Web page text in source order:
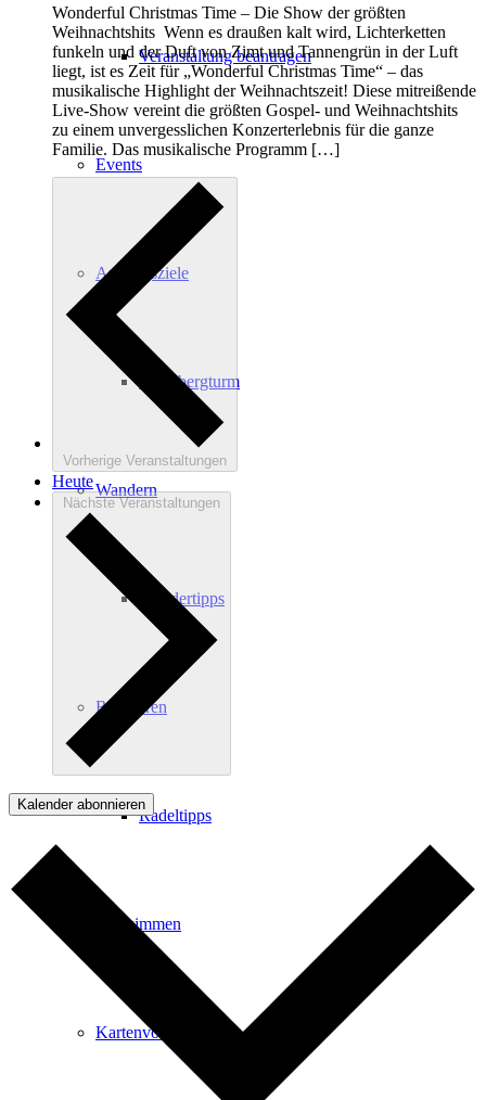
Veranstaltung beantragen
Events
Ausflugsziele
Hardtbergturm
Wandern
Wandertipps
Radfahren
Radeltipps
Schwimmen
Kartenvorverkauf
Wonderful Christmas Time – Die Show der größten
Weihnachtshits Wenn es draußen kalt wird, Lichterketten
funkeln und der Duft von Zimt und Tannengrün in der Luft
liegt, ist es Zeit für „Wonderful Christmas Time“ – das
musikalische Highlight der Weihnachtszeit! Diese mitreißende
Live-Show vereint die größten Gospel- und Weihnachtshits
zu einem unvergesslichen Konzerterlebnis für die ganze
Familie. Das musikalische Programm […]
Vorherige Veranstaltungen
Heute
NächsteVeranstaltungen
Kalender abonnieren